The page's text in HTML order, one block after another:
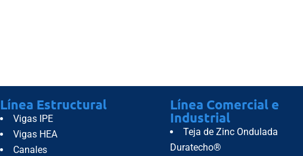
Línea Estructural
Vigas IPE
Vigas HEA
Canales
Línea Comercial e
Industrial
Teja de Zinc Ondulada
Duratecho®